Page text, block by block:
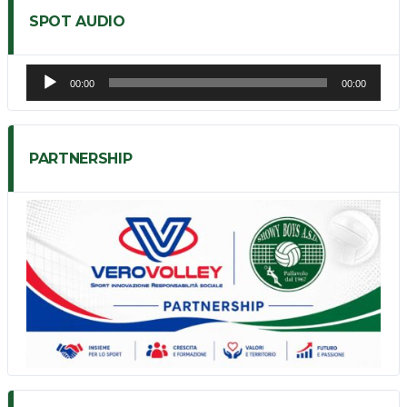
SPOT AUDIO
Audio
Player
00:00 00:00
PARTNERSHIP